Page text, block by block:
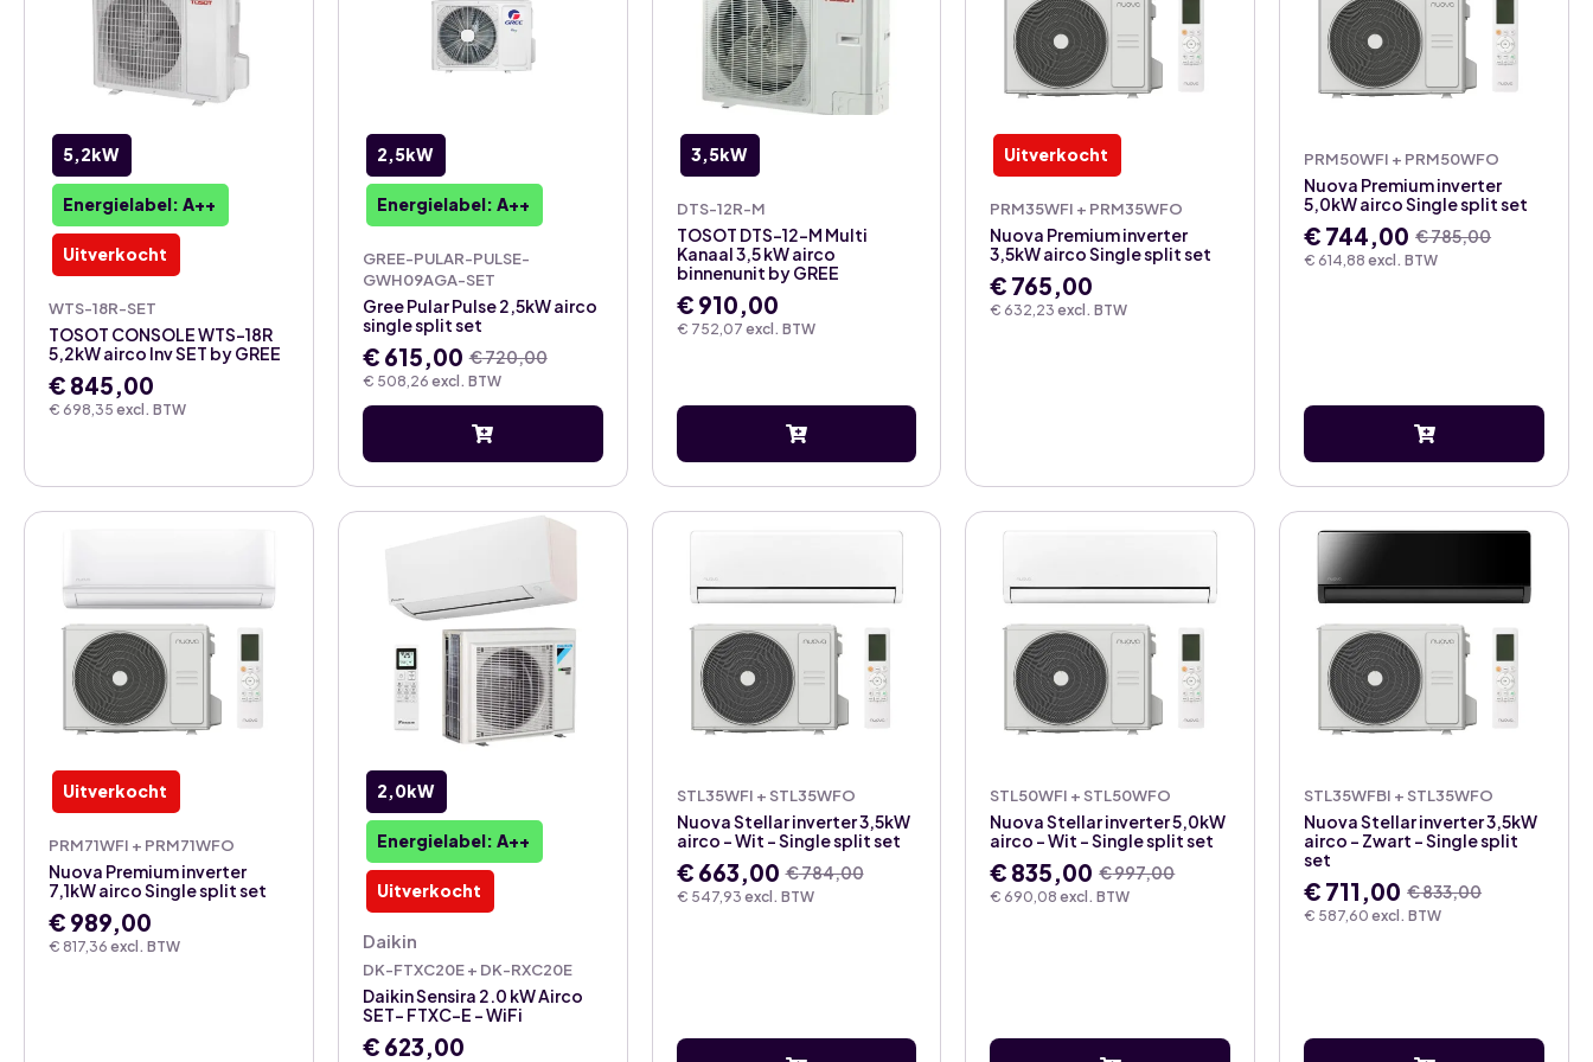
5,2kW
Energielabel: A++
Uitverkocht
WTS-18R-SET
€ 698,35 excl. BTW
TOSOT CONSOLE WTS-18R
5,2kW airco Inv SET by GREE
€ 845,00
2,5kW
Energielabel: A++
GREE-PULAR-PULSE-
GWH09AGA-SET
€ 508,26 excl. BTW
Gree Pular Pulse 2,5kW airco
single split set
€720,00
Oorspronkelijke
prijs
was:
€ 615,00
Huidige
prijs
is:
3,5kW
DTS-12R-M
€ 752,07 excl. BTW
TOSOT DTS-12-M Multi
Kanaal 3,5 kW airco
binnenunit by GREE
€ 910,00
Uitverkocht
PRM35WFI + PRM35WFO
€ 632,23 excl. BTW
Nuova Premium inverter
3,5kW airco Single split set
€ 765,00
PRM50WFI + PRM50WFO
€ 614,88 excl. BTW
Nuova Premium inverter
5,0kW airco Single split set
€785,00
Oorspronkelijke
prijs
€ 744,00
Huidige
prijs
Uitverkocht
PRM71WFI + PRM71WFO
€ 817,36 excl. BTW
Nuova Premium inverter
7,1kW airco Single split set
€ 989,00
2,0kW
Energielabel: A++
Uitverkocht
Daikin
DK-FTXC20E + DK-RXC20E
Daikin Sensira 2.0 kW Airco
SET- FTXC-E – WiFi
€ 623,00
STL35WFI + STL35WFO
€ 547,93 excl. BTW
Nuova Stellar inverter 3,5kW
airco – Wit – Single split set
€784,00
Oorspronkelijke
prijs
€ 663,00
Huidige
prijs
STL50WFI + STL50WFO
€ 690,08 excl. BTW
Nuova Stellar inverter 5,0kW
airco – Wit – Single split set
€997,00
Oorspronkelijke
prijs
€ 835,00
Huidige
prijs
STL35WFBI + STL35WFO
€ 587,60 excl. BTW
Nuova Stellar inverter 3,5kW
airco – Zwart – Single split
set
€833,00
Oorspronkelijke
prijs
€ 711,00
Huidige
prijs